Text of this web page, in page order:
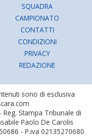
SQUADRA
CAMPIONATO
CONTATTI
CONDIZIONI
PRIVACY
REDAZIONE
sono di esclusiva
Stampa Tribunale di
Paolo De Carolis
- P.iva 02135270680